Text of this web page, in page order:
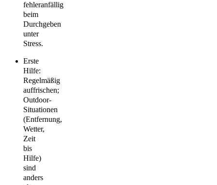
fehleranfällig
beim
Durchgeben
unter
Stress.
Erste
Hilfe:
Regelmäßig
auffrischen;
Outdoor-
Situationen
(Entfernung,
Wetter,
Zeit
bis
Hilfe)
sind
anders